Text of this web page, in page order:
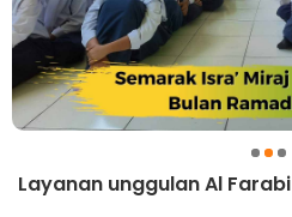
Layanan unggulan Al Farabi